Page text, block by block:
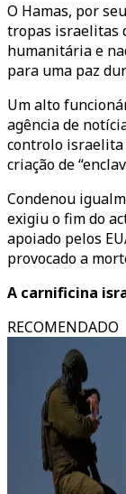
O Hamas, por
tropas israelitas
humanitária e
para uma paz
Um alto
agência de
controlo israelita
criação de
Condenou
exigiu o fim do
apoiado pelos
provocado a
A carnificina
RECOMENDADO